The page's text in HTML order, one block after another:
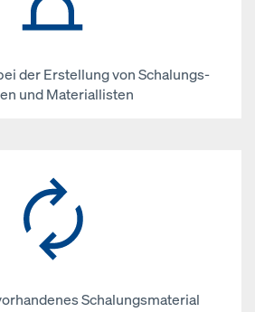
der Erstellung von Schalungs­
und Materiallisten
Schalungsmaterial